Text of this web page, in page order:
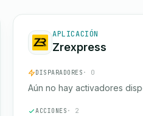
APLICACIÓN
Zrexpress
DISPARADORES · 0
Aún no hay activadores
ACCIONES · 2